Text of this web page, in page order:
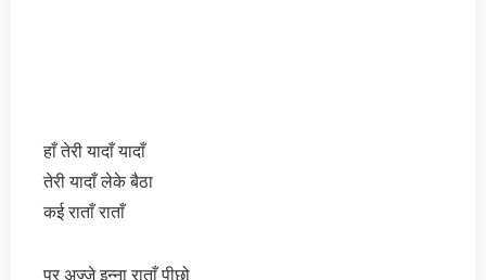
हाँ तेरी यादाँ यादाँ
तेरी यादाँ लेके बैठा
कई राताँ राताँ
पर अज्जे इन्ना राताँ पीछो